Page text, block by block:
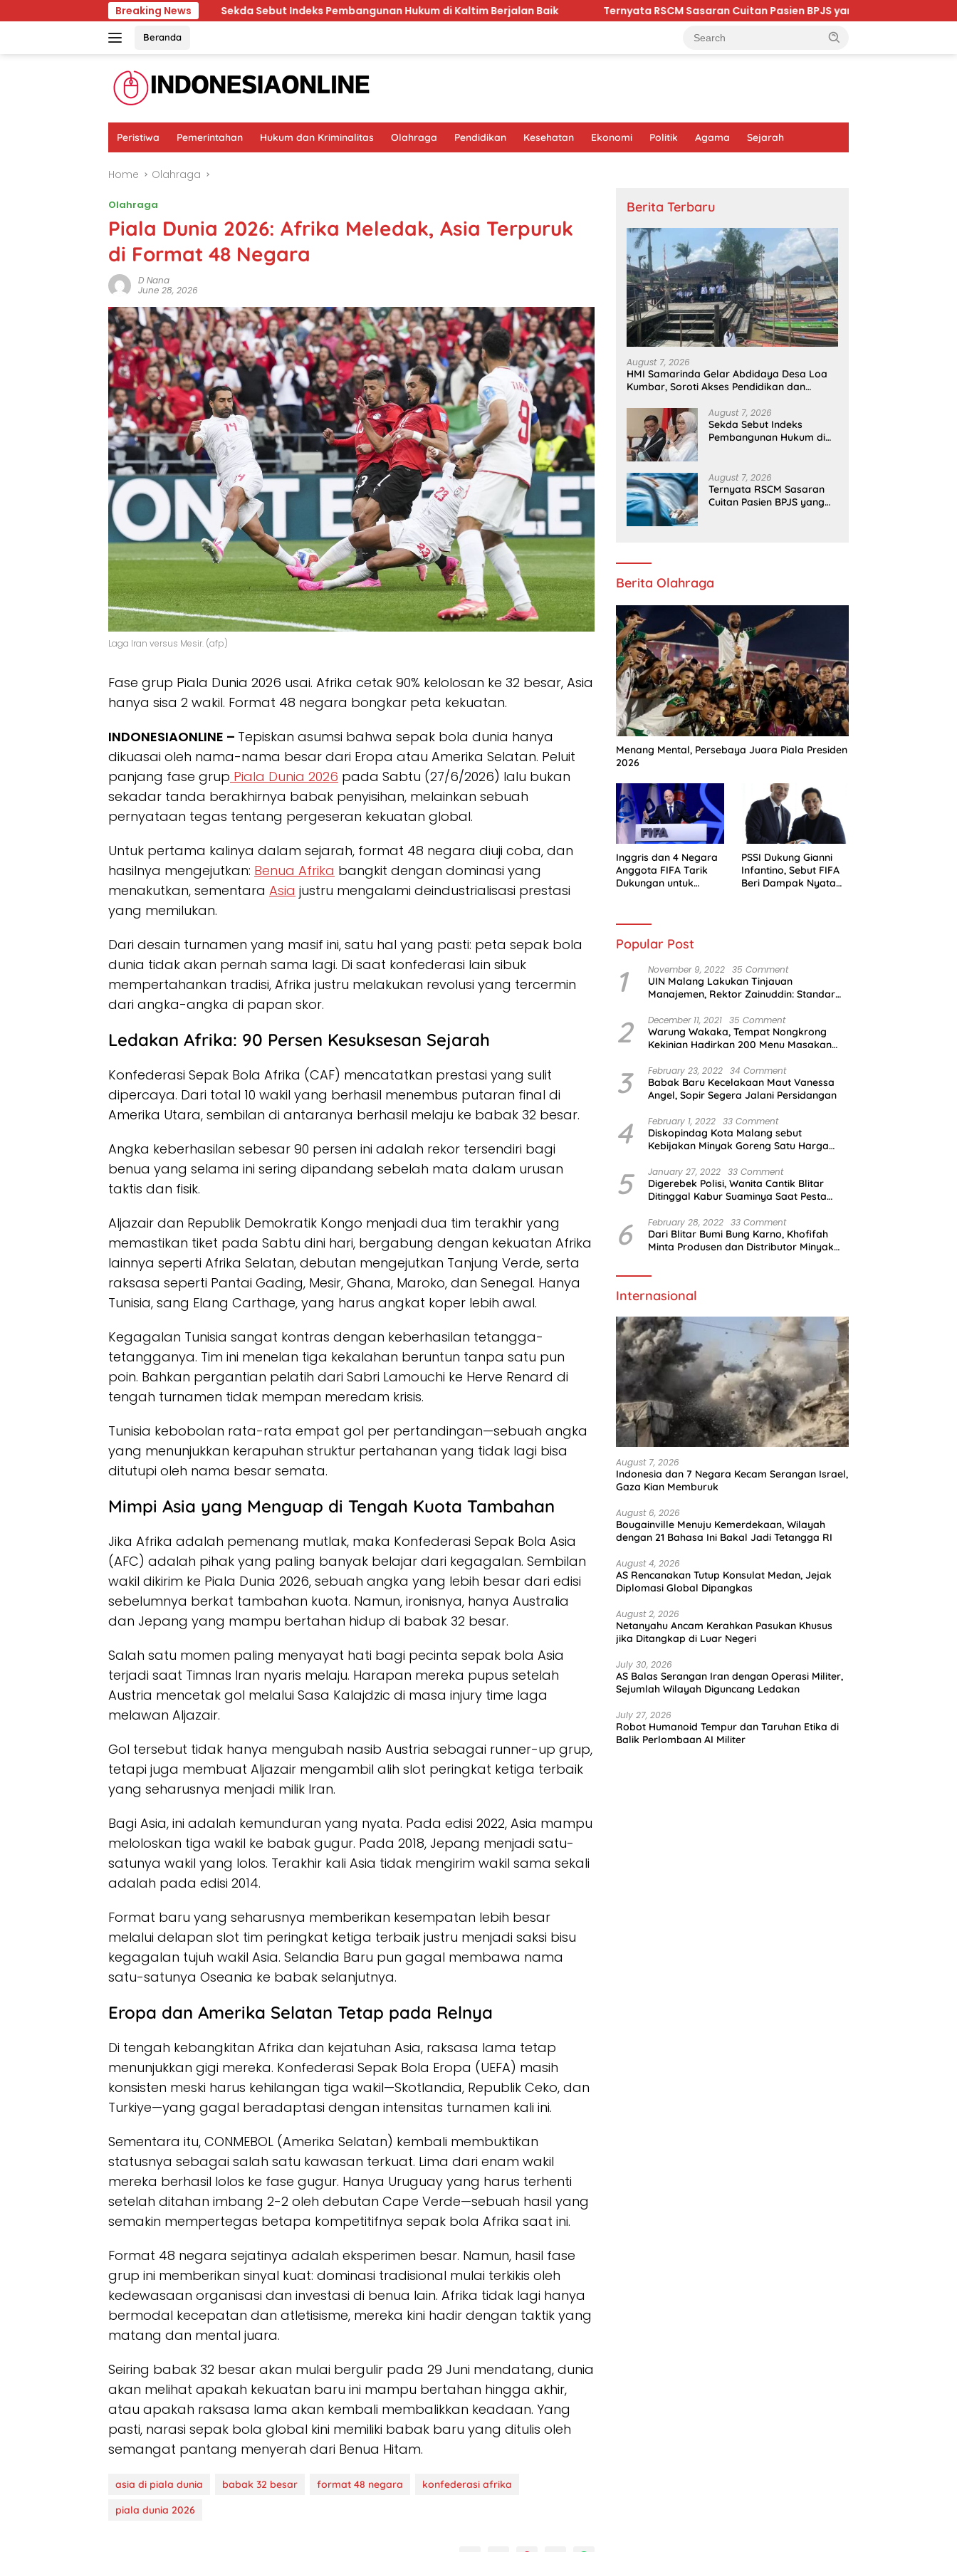
to
Breaking News
Sekda Sebut Indeks Pembangunan Hukum di Kaltim Berjalan Baik Ternyata RSCM Sasaran Cuitan Pasien BPJS yang Dihina Sejumlah Dokter
Beranda
Peristiwa Pemerintahan Hukum dan Kriminalitas Olahraga Pendidikan Kesehatan Ekonomi Politik Agama Sejarah
Home Olahraga
Olahraga
Piala Dunia 2026: Afrika Meledak, Asia Terpuruk
di Format 48 Negara
D Nana
June 28, 2026
Laga Iran versus Mesir. (afp)
Fase grup Piala Dunia 2026 usai. Afrika cetak 90% kelolosan ke 32 besar, Asia
hanya sisa 2 wakil. Format 48 negara bongkar peta kekuatan.
INDONESIAONLINE – Tepiskan asumsi bahwa sepak bola dunia hanya
dikuasai oleh nama-nama besar dari Eropa atau Amerika Selatan. Peluit
panjang fase grup Piala Dunia 2026 pada Sabtu (27/6/2026) lalu bukan
sekadar tanda berakhirnya babak penyisihan, melainkan sebuah
pernyataan tegas tentang pergeseran kekuatan global.
Untuk pertama kalinya dalam sejarah, format 48 negara diuji coba, dan
hasilnya mengejutkan: Benua Afrika bangkit dengan dominasi yang
menakutkan, sementara Asia justru mengalami deindustrialisasi prestasi
yang memilukan.
Dari desain turnamen yang masif ini, satu hal yang pasti: peta sepak bola
dunia tidak akan pernah sama lagi. Di saat konfederasi lain sibuk
mempertahankan tradisi, Afrika justru melakukan revolusi yang tercermin
dari angka-angka di papan skor.
Ledakan Afrika: 90 Persen Kesuksesan Sejarah
Konfederasi Sepak Bola Afrika (CAF) mencatatkan prestasi yang sulit
dipercaya. Dari total 10 wakil yang berhasil menembus putaran final di
Amerika Utara, sembilan di antaranya berhasil melaju ke babak 32 besar.
Angka keberhasilan sebesar 90 persen ini adalah rekor tersendiri bagi
benua yang selama ini sering dipandang sebelah mata dalam urusan
taktis dan fisik.
Aljazair dan Republik Demokratik Kongo menjadi dua tim terakhir yang
memastikan tiket pada Sabtu dini hari, bergabung dengan kekuatan Afrika
lainnya seperti Afrika Selatan, debutan mengejutkan Tanjung Verde, serta
raksasa seperti Pantai Gading, Mesir, Ghana, Maroko, dan Senegal. Hanya
Tunisia, sang Elang Carthage, yang harus angkat koper lebih awal.
Kegagalan Tunisia sangat kontras dengan keberhasilan tetangga-
tetangganya. Tim ini menelan tiga kekalahan beruntun tanpa satu pun
poin. Bahkan pergantian pelatih dari Sabri Lamouchi ke Herve Renard di
tengah turnamen tidak mempan meredam krisis.
Tunisia kebobolan rata-rata empat gol per pertandingan—sebuah angka
yang menunjukkan kerapuhan struktur pertahanan yang tidak lagi bisa
ditutupi oleh nama besar semata.
Mimpi Asia yang Menguap di Tengah Kuota Tambahan
Jika Afrika adalah pemenang mutlak, maka Konfederasi Sepak Bola Asia
(AFC) adalah pihak yang paling banyak belajar dari kegagalan. Sembilan
wakil dikirim ke Piala Dunia 2026, sebuah angka yang lebih besar dari edisi
sebelumnya berkat tambahan kuota. Namun, ironisnya, hanya Australia
dan Jepang yang mampu bertahan hidup di babak 32 besar.
Salah satu momen paling menyayat hati bagi pecinta sepak bola Asia
terjadi saat Timnas Iran nyaris melaju. Harapan mereka pupus setelah
Austria mencetak gol melalui Sasa Kalajdzic di masa injury time laga
melawan Aljazair.
Gol tersebut tidak hanya mengubah nasib Austria sebagai runner-up grup,
tetapi juga membuat Aljazair mengambil alih slot peringkat ketiga terbaik
yang seharusnya menjadi milik Iran.
Bagi Asia, ini adalah kemunduran yang nyata. Pada edisi 2022, Asia mampu
meloloskan tiga wakil ke babak gugur. Pada 2018, Jepang menjadi satu-
satunya wakil yang lolos. Terakhir kali Asia tidak mengirim wakil sama sekali
adalah pada edisi 2014.
Format baru yang seharusnya memberikan kesempatan lebih besar
melalui delapan slot tim peringkat ketiga terbaik justru menjadi saksi bisu
kegagalan tujuh wakil Asia. Selandia Baru pun gagal membawa nama
satu-satunya Oseania ke babak selanjutnya.
Eropa dan Amerika Selatan Tetap pada Relnya
Di tengah kebangkitan Afrika dan kejatuhan Asia, raksasa lama tetap
menunjukkan gigi mereka. Konfederasi Sepak Bola Eropa (UEFA) masih
konsisten meski harus kehilangan tiga wakil—Skotlandia, Republik Ceko, dan
Turkiye—yang gagal beradaptasi dengan intensitas turnamen kali ini.
Sementara itu, CONMEBOL (Amerika Selatan) kembali membuktikan
statusnya sebagai salah satu kawasan terkuat. Lima dari enam wakil
mereka berhasil lolos ke fase gugur. Hanya Uruguay yang harus terhenti
setelah ditahan imbang 2-2 oleh debutan Cape Verde—sebuah hasil yang
semakin mempertegas betapa kompetitifnya sepak bola Afrika saat ini.
Format 48 negara sejatinya adalah eksperimen besar. Namun, hasil fase
grup ini memberikan sinyal kuat: dominasi tradisional mulai terkikis oleh
kedewasaan organisasi dan investasi di benua lain. Afrika tidak lagi hanya
bermodal kecepatan dan atletisisme, mereka kini hadir dengan taktik yang
matang dan mental juara.
Seiring babak 32 besar akan mulai bergulir pada 29 Juni mendatang, dunia
akan melihat apakah kekuatan baru ini mampu bertahan hingga akhir,
atau apakah raksasa lama akan kembali membalikkan keadaan. Yang
pasti, narasi sepak bola global kini memiliki babak baru yang ditulis oleh
semangat pantang menyerah dari Benua Hitam.
asia di piala dunia babak 32 besar format 48 negara
konfederasi afrika
piala dunia 2026
Berita Terbaru
August 7, 2026
HMI Samarinda Gelar Abdidaya Desa Loa
Kumbar, Soroti Akses Pendidikan dan
August 7, 2026
Sekda Sebut Indeks
Pembangunan Hukum di
August 7, 2026
Ternyata RSCM Sasaran
Cuitan Pasien BPJS yang
Berita Olahraga
Menang Mental, Persebaya Juara Piala Presiden
2026
Inggris dan 4 Negara
Anggota FIFA Tarik
Dukungan untuk
PSSI Dukung Gianni
Infantino, Sebut FIFA
Beri Dampak Nyata
Popular Post
1 November 9, 2022 35 Comment
UIN Malang Lakukan Tinjauan
Manajemen, Rektor Zainuddin: Standar
2 December 11, 2021 35 Comment
Warung Wakaka, Tempat Nongkrong
Kekinian Hadirkan 200 Menu Masakan
3 February 23, 2022 34 Comment
Babak Baru Kecelakaan Maut Vanessa
Angel, Sopir Segera Jalani Persidangan
4 February 1, 2022 33 Comment
Diskopindag Kota Malang sebut
Kebijakan Minyak Goreng Satu Harga
5 January 27, 2022 33 Comment
Digerebek Polisi, Wanita Cantik Blitar
Ditinggal Kabur Suaminya Saat Pesta
6 February 28, 2022 33 Comment
Dari Blitar Bumi Bung Karno, Khofifah
Minta Produsen dan Distributor Minyak
Internasional
August 7, 2026
Indonesia dan 7 Negara Kecam Serangan Israel,
Gaza Kian Memburuk
August 6, 2026
Bougainville Menuju Kemerdekaan, Wilayah
dengan 21 Bahasa Ini Bakal Jadi Tetangga RI
August 4, 2026
AS Rencanakan Tutup Konsulat Medan, Jejak
Diplomasi Global Dipangkas
August 2, 2026
Netanyahu Ancam Kerahkan Pasukan Khusus
jika Ditangkap di Luar Negeri
July 30, 2026
AS Balas Serangan Iran dengan Operasi Militer,
Sejumlah Wilayah Diguncang Ledakan
July 27, 2026
Robot Humanoid Tempur dan Taruhan Etika di
Balik Perlombaan AI Militer